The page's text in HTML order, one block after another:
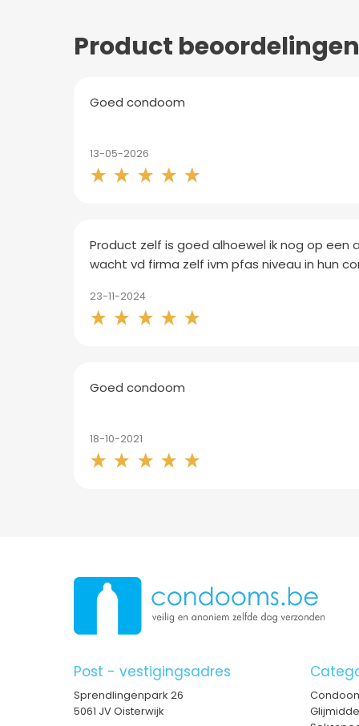
Product beoordelingen
Goed condoom
13-05-2026
Product zelf is goed alhoewel ik nog op een
wacht vd firma zelf ivm pfas niveau in hun
23-11-2024
Goed condoom
18-10-2021
Post - vestigingsadres
Sprendlingenpark 26
5061 JV Oisterwijk